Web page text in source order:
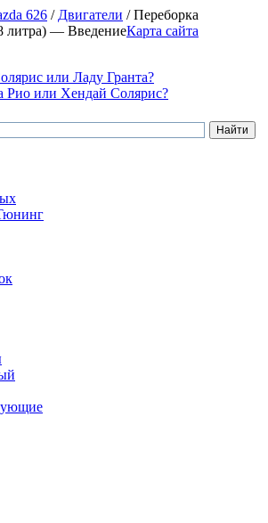
626 / Двигатели /Переборка
литра) — ВведениеКарта сайта
или Ладу Гранта?
Рио или Хендай Солярис?